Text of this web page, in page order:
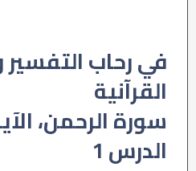
في رحاب التفسير
القرآنية
الدرس 1